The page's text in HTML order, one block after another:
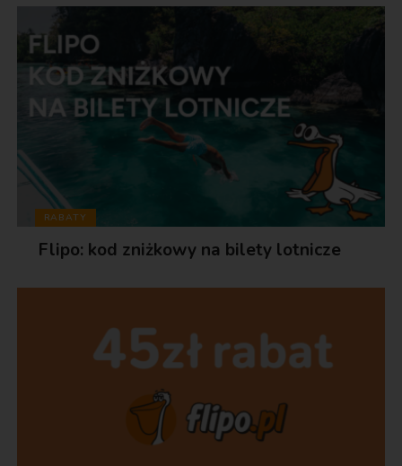
RABATY
Flipo: kod zniżkowy na bilety lotnicze